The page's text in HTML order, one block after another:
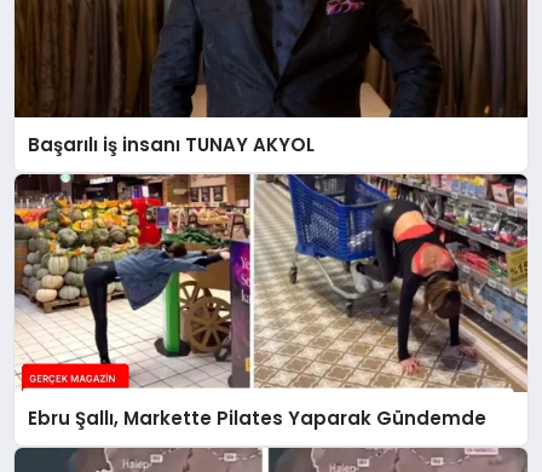
Başarılı iş insanı TUNAY AKYOL
Ebru Şallı, Markette Pilates Yaparak Gündemde